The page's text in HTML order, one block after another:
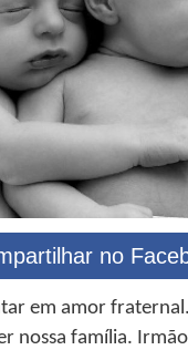
no
em amor
nossa família.